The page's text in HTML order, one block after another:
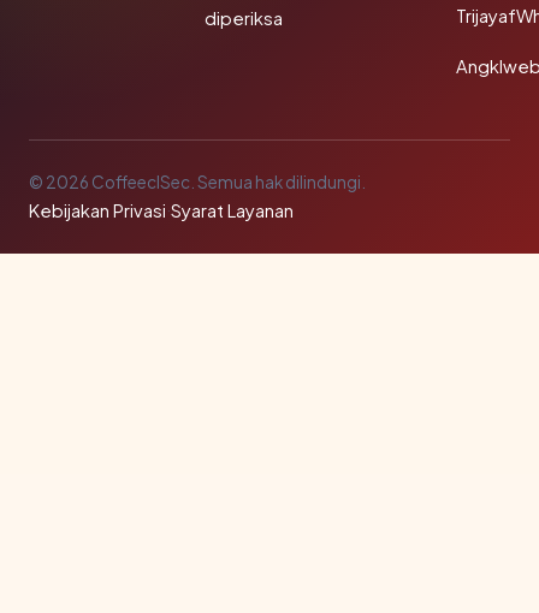
diperiksa
© 2026 CoffeeclSec. Semua hak dilindungi.
Kebijakan Privasi·Syarat Layanan